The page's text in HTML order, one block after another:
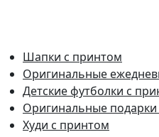
Шапки с принтом
Оригинальные
Детские футболки с
Оригинальные
Худи с принтом